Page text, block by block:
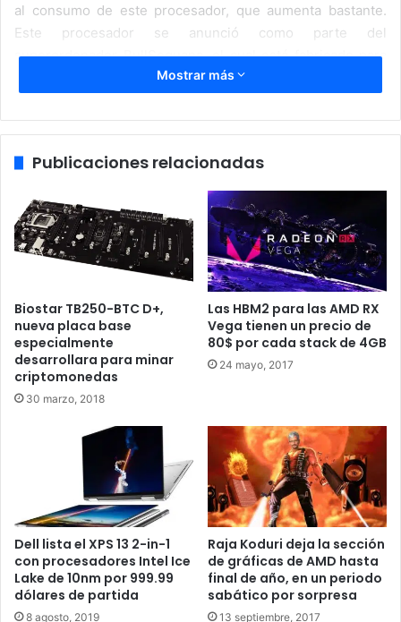
al consumo de este procesador, que aumenta bastante.
Este procesador se anunció como parte del
superordenador BullSequana, el cual está fabricado para
Atos y que se basa en un sistema de refrigeración por
test y como es lógico, los récords han empezado a volar.
BullSequana ha establecido cuatro nuevos récords en el
sistema de benchmark CPU SPEC 2017. Todos estos
récords eran propiedad el EPYC 7742 de AMD. Gracias a
las frecuencias, el 7H12 aumenta en un 11% la cantidad de
TFLOPS de rendimiento con respecto al 7742.
EPYC 7H12 empieza a destrozar
récords del EPYC 7742
Unos nuevos récords establecidos por los nuevos EPYC
muy poco tiempo. Atos sobre todo destaca la eficiencia
energética del 7H12, aunque es más ineficiente que el
7742. El 7742 tiene un TDP de 225W, mientras que el
7H12 tiene un TDP de 280W. Para una mejora del 11% de
rendimiento se aumenta un 25% del mismo, que refleja un
aumento de consumo.
Bien es cierto que el TDP no es consumo, si no la
potencia de diseño térmico y hace más referencia a
Mostrar más
Publicaciones relacionadas
Biostar TB250-BTC D+,
nueva placa base
especialmente
desarrollara para minar
criptomonedas
30 marzo, 2018
Las HBM2 para las AMD RX
Vega tienen un precio de
80$ por cada stack de 4GB
24 mayo, 2017
Dell lista el XPS 13 2-in-1
con procesadores Intel Ice
Lake de 10nm por 999.99
dólares de partida
8 agosto, 2019
Raja Koduri deja la sección
de gráficas de AMD hasta
final de año, en un periodo
sabático por sorpresa
13 septiembre, 2017